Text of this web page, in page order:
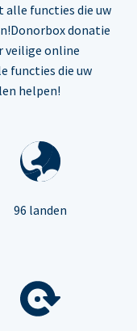
functies die uw
donatie
veilige online
functies die uw
helpen!
96 landen